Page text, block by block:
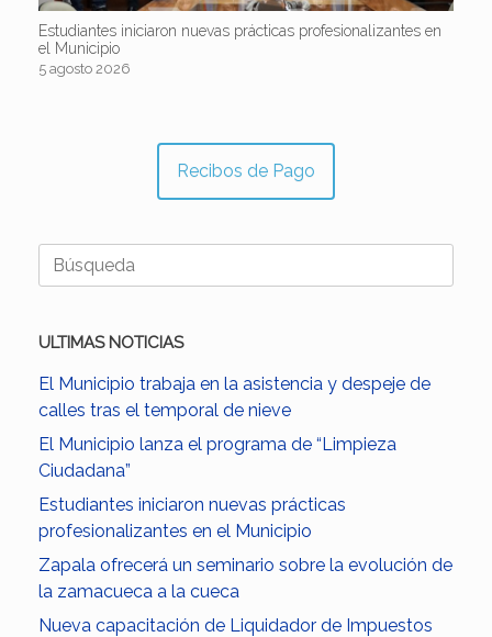
Estudiantes iniciaron nuevas prácticas profesionalizantes en
el Municipio
5 agosto 2026
Recibos de Pago
Buscar:
ULTIMAS NOTICIAS
El Municipio trabaja en la asistencia y despeje de
calles tras el temporal de nieve
El Municipio lanza el programa de “Limpieza
Ciudadana”
Estudiantes iniciaron nuevas prácticas
profesionalizantes en el Municipio
Zapala ofrecerá un seminario sobre la evolución de
la zamacueca a la cueca
Nueva capacitación de Liquidador de Impuestos